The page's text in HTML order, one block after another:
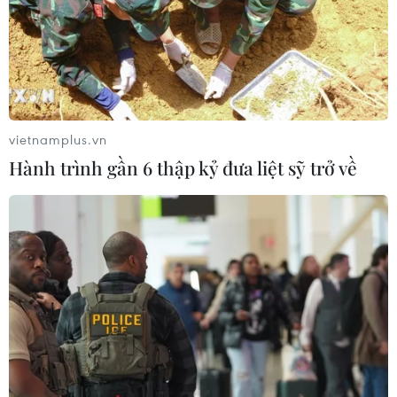
TIN CÙNG CHUYÊN MỤC
Cộng hòa Dân chủ Congo ghi nhận
hơn 300 trẻ em tử vong do Ebola
08/08/2026 15:21
Ớt nhập khẩu từ Mexico khiến hàng
trăm người tiêu dùng Mỹ nhiễm
khuẩn Salmonella
07/08/2026 00:43
Nước thải từ máy bay có thể giúp
phát hiện sớm nguy cơ đại dịch
06/08/2026 22:30
vietnamplus.vn
Hành trình gần 6 thập kỷ đưa liệt sỹ trở về